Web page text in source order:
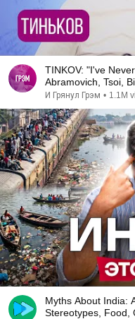
TINKOV: "I've
Abramovich, Tsoi,
И Грянул Грэм • 1.1M
Myths About India:
Stereotypes, Food,